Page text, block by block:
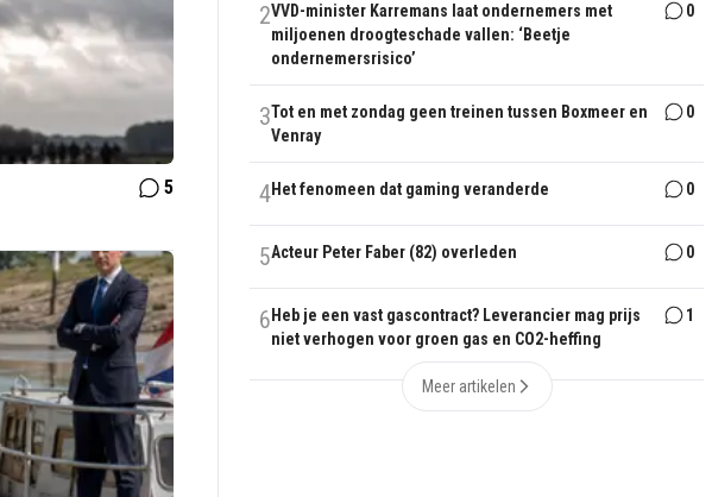
5
2VVD-minister Karremans laat ondernemers met
miljoenen droogteschade vallen: ‘Beetje
ondernemersrisico’
0
3Tot en met zondag geen treinen tussen Boxmeer en
Venray
0
4Het fenomeen dat gaming veranderde 0
5Acteur Peter Faber (82) overleden 0
6 Heb je een vast gascontract? Leverancier mag prijs
niet verhogen voor groen gas en CO2-heffing
1
Meer artikelen